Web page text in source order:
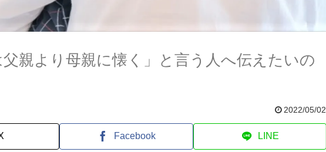
父親より母親に懐く」と言う人へ伝えたいの
2022/05/02
Facebook LINE